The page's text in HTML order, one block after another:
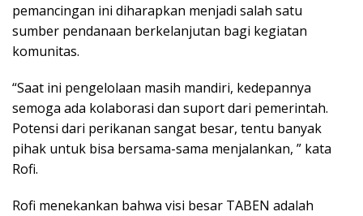
pemancingan ini diharapkan menjadi salah satu
sumber pendanaan berkelanjutan bagi kegiatan
komunitas.
“Saat ini pengelolaan masih mandiri, kedepannya
semoga ada kolaborasi dan suport dari pemerintah.
Potensi dari perikanan sangat besar, tentu banyak
pihak untuk bisa bersama-sama menjalankan, ” kata
Rofi.
Rofi menekankan bahwa visi besar TABEN adalah